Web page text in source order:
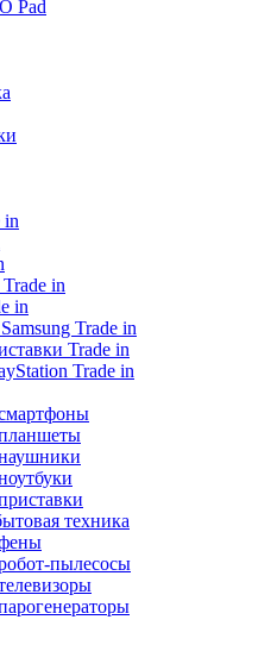
Pad
in
in
in
Trade in
Trade in
Trade in
техника
пылесосы